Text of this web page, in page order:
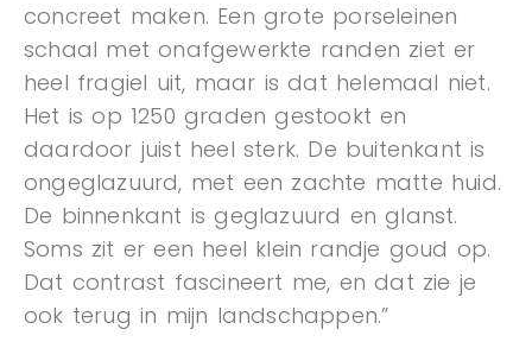
concreet maken. Een grote porseleinen
schaal met onafgewerkte randen ziet er
heel fragiel uit, maar is dat helemaal niet.
Het is op 1250 graden gestookt en
daardoor juist heel sterk. De buitenkant is
ongeglazuurd, met een zachte matte huid.
De binnenkant is geglazuurd en glanst.
Soms zit er een heel klein randje goud op.
Dat contrast fascineert me, en dat zie je
ook terug in mijn landschappen.”